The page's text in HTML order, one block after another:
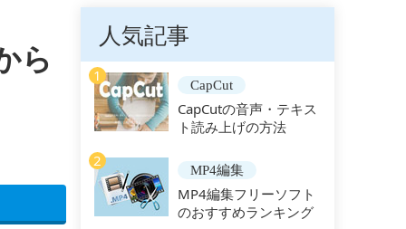
ら
人気記事
1
CapCut
CapCutの音声・テキス
ト読み上げの方法
2
MP4編集
MP4編集フリーソフト
のおすすめランキング